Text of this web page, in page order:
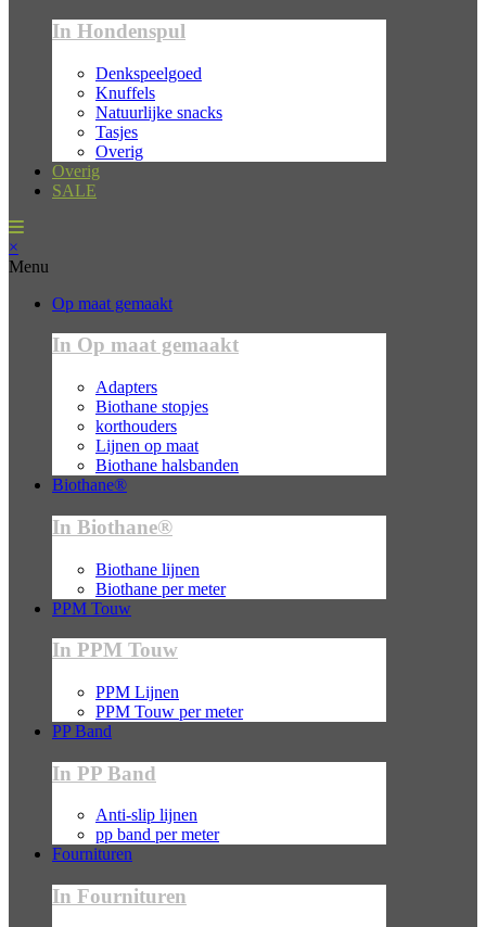
In Hondenspul
Denkspeelgoed
Knuffels
Natuurlijke snacks
Tasjes
Overig
Overig
SALE
×
Menu
Op maat gemaakt
In Op maat gemaakt
Adapters
Biothane stopjes
korthouders
Lijnen op maat
Biothane halsbanden
Biothane®
In Biothane®
Biothane lijnen
Biothane per meter
PPM Touw
In PPM Touw
PPM Lijnen
PPM Touw per meter
PP Band
In PP Band
Anti-slip lijnen
pp band per meter
Fournituren
In Fournituren